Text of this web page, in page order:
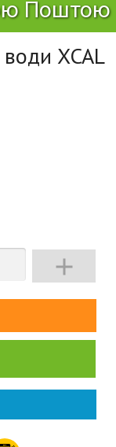
Поштою
XCAL
